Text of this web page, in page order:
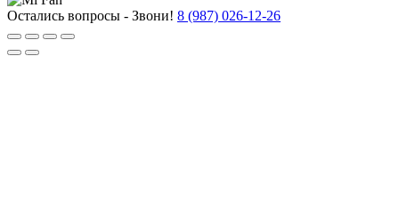
Остались вопросы - Звони! 8 (987) 026-12-26